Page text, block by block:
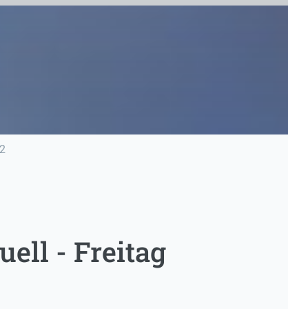
- Freitag